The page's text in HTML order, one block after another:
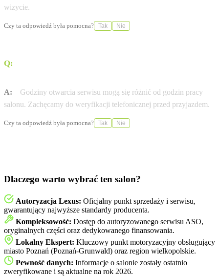
wizycie.
Czy ta odpowiedź była pomocna? Tak Nie
Q:
A:
Godziny otwarcia serwisu mogą się różnić od godzin pracy
salonu. Zachęcamy do weryfikacji telefonicznej przed przyjazdem.
Czy ta odpowiedź była pomocna? Tak Nie
Dlaczego warto wybrać ten salon?
Autoryzacja Lexus: Oficjalny punkt sprzedaży i serwisu,
gwarantujący najwyższe standardy producenta.
Kompleksowość: Dostęp do autoryzowanego serwisu ASO,
oryginalnych części oraz dedykowanego finansowania.
Lokalny Ekspert: Kluczowy punkt motoryzacyjny obsługujący
miasto Poznań (Poznań-Grunwald) oraz region wielkopolskie.
Pewność danych: Informacje o salonie zostały ostatnio
zweryfikowane i są aktualne na rok 2026.